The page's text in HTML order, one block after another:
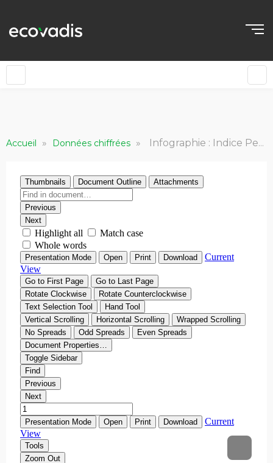
Accueil » Données chiffrées » Infographie : Indice Performance / Risque EcoVadis 2020